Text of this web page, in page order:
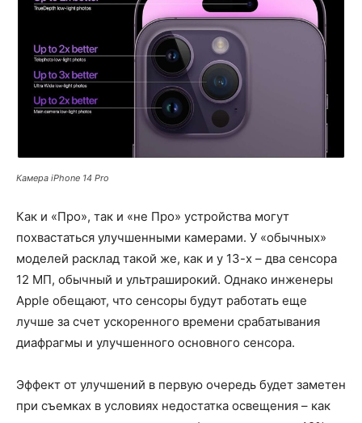
Камера iPhone 14 Pro
Как и «Про», так и «не Про» устройства могут
похвастаться улучшенными камерами. У «обычных»
моделей расклад такой же, как и у 13-х – два сенсора
12 МП, обычный и ультраширокий. Однако инженеры
Apple обещают, что сенсоры будут работать еще
лучше за счет ускоренного времени срабатывания
диафрагмы и улучшенного основного сенсора.
Эффект от улучшений в первую очередь будет заметен
при съемках в условиях недостатка освещения – как